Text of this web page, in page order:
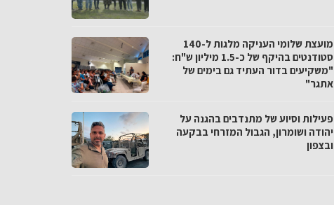
מועצת שלומי העניקה מלגות ל-140
סטודנטים בהיקף של כ-1.5 מיליון ש"ח:
"משקיעים בדור העתיד גם בימים של
אתגר"
פעילות וסיוע של מתנדבים בהגנה על
יהודה ושומרון, הגבול המזרחי בבקעה
ובצפון